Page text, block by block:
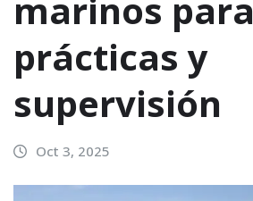
marinos para
prácticas y
supervisión
Oct 3, 2025